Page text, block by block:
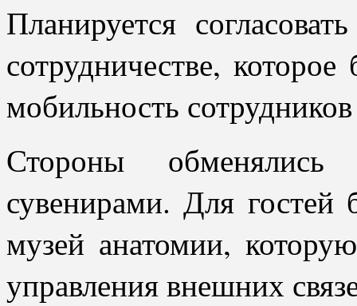
Планируется
сотрудничестве,
мобильность
Стороны
сувенирами. Для гостей
музей анатомии,
управления внешних